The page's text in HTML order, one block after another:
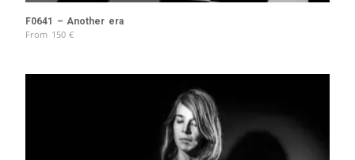
F0641 – Another era
From 150 €